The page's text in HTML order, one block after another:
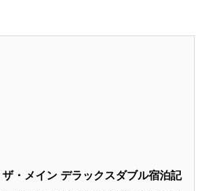
・メイン デラックスダブル宿泊記